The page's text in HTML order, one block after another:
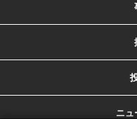
ニュ